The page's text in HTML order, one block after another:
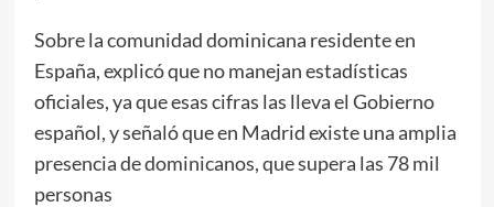
Sobre la comunidad dominicana residente en
España, explicó que no manejan estadísticas
oficiales, ya que esas cifras las lleva el Gobierno
español, y señaló que en Madrid existe una amplia
presencia de dominicanos, que supera las 78 mil
personas